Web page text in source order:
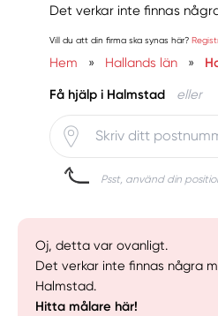
Det verkar inte finnas
Vill du att din firma ska synas här?
Hem » Hallands län »
Få hjälp i Halmstad eller
Psst, använd din
Oj, detta var ovanligt.
Det verkar inte finnas några
Halmstad.
Hitta målare här!